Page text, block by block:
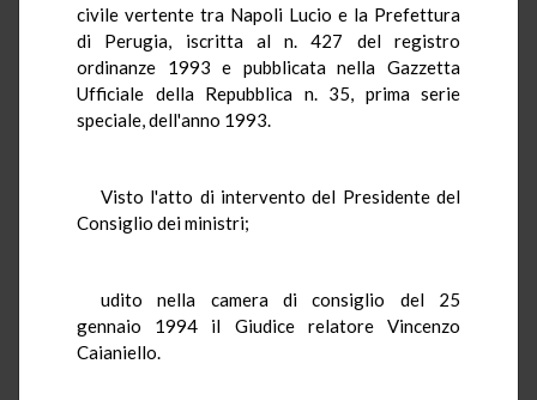
civile vertente tra Napoli Lucio e la Prefettura
di Perugia, iscritta al n. 427 del registro
ordinanze 1993 e pubblicata nella Gazzetta
Ufficiale della Repubblica n. 35, prima serie
speciale, dell'anno 1993.
Visto l'atto di intervento del Presidente del
Consiglio dei ministri;
udito nella camera di consiglio del 25
gennaio 1994 il Giudice relatore Vincenzo
Caianiello.